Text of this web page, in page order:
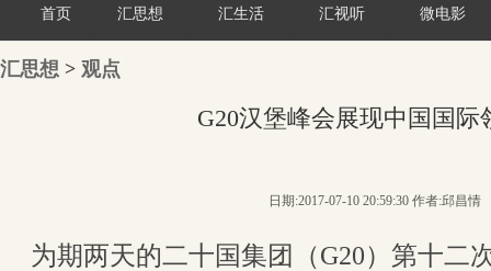
首页 汇思想 汇生活 汇视听 微电影
汇思想 > 观点
G20汉堡峰会展现中国国际
日期:2017-07-10 20:59:30 作者:邱昌情
为期两天的二十国集团（G20）第十二